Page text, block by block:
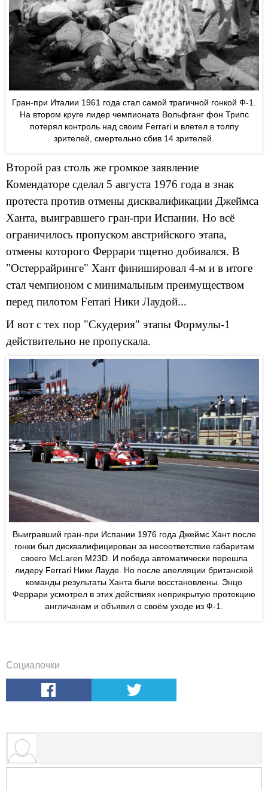
Гран-при Италии 1961 года стал самой трагичной гонкой Ф-1.
На втором круге лидер чемпионата Вольфганг фон Трипс
потерял контроль над своим Ferrari и влетел в толпу
зрителей, смертельно сбив 14 зрителей.
Второй раз столь же громкое заявление
Комендаторе сделал 5 августа 1976 года в знак
протеста против отмены дисквалификации Джеймса
Ханта, выигравшего гран-при Испании. Но всё
ограничилось пропуском австрийского этапа,
отмены которого Феррари тщетно добивался. В
"Остеррайринге" Хант финишировал 4-м и в итоге
стал чемпионом с минимальным преимуществом
перед пилотом Ferrari Ники Лаудой...
И вот с тех пор "Скудерия" этапы Формулы-1
действительно не пропускала.
Выигравший гран-при Испании 1976 года Джеймс Хант после
гонки был дисквалифицирован за несоответствие габаритам
своего McLaren M23D. И победа автоматически перешла
лидеру Ferrari Ники Лауде. Но после апелляции британской
команды результаты Ханта были восстановлены. Энцо
Феррари усмотрел в этих действиях неприкрытую протекцию
англичанам и объявил о своём уходе из Ф-1.
Социалочки